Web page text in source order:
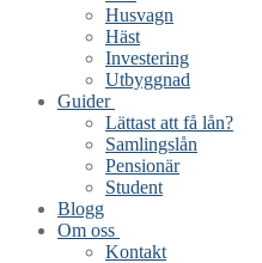
Husvagn
Häst
Investering
Utbyggnad
Guider
Lättast att få lån?
Samlingslån
Pensionär
Student
Blogg
Om oss
Kontakt